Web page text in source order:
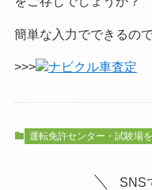
簡単な入力でできるの
>>> ナビクル車査定
運転免許センター・試験場
SNS